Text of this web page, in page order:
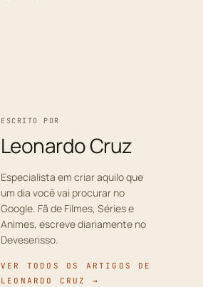
ESCRITO POR
Leonardo Cruz
Especialista em criar aquilo que
um dia você vai procurar no
Google. Fã de Filmes, Séries e
Animes, escreve diariamente no
Deveserisso.
VER TODOS OS ARTIGOS DE
LEONARDO CRUZ →